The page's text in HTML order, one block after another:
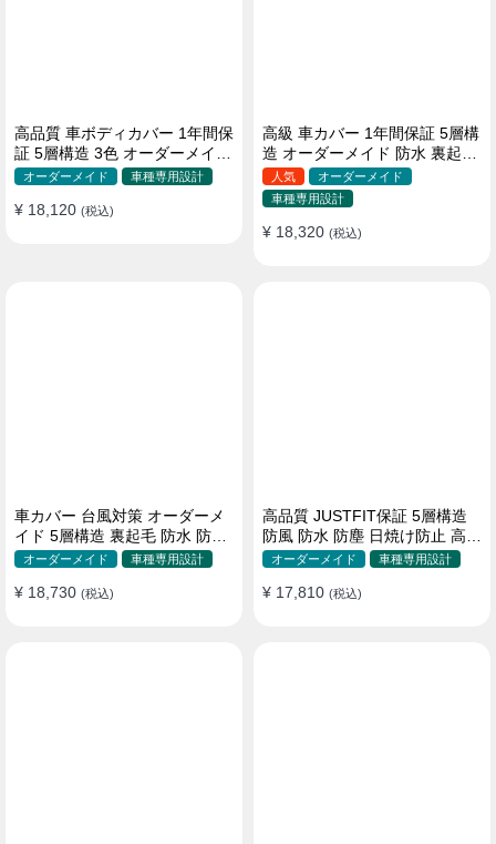
高品質 車ボディカバー 1年間保
証 5層構造 3色 オーダーメイド
裏起毛 防風防水 四季
オーダーメイド 車種専用設計
¥ 18,120 (税込)
高級 車カバー 1年間保証 5層構
造 オーダーメイド 防水 裏起毛
台風対策 黄砂対策 車種専用
人気
オーダーメイド
車種専用設計
¥ 18,320 (税込)
車カバー 台風対策 オーダーメ
イド 5層構造 裏起毛 防水 防雨
軽/普自動車 SUV対応 おすすめ
オーダーメイド 車種専用設計
¥ 18,730 (税込)
高品質 JUSTFIT保証 5層構造
防風 防水 防塵 日焼け防止 高級
ボディカバー
オーダーメイド 車種専用設計
¥ 17,810 (税込)